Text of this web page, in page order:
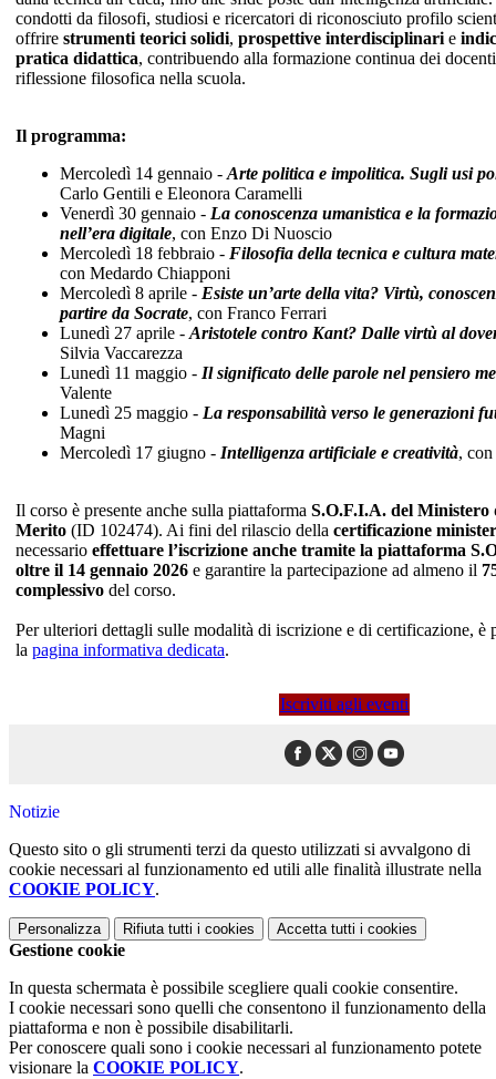
condotti da filosofi, studiosi e ricercatori di riconosciuto profilo
offrire strumenti teorici solidi, prospettive interdisciplinari e
pratica didattica, contribuendo alla formazione continua dei
riflessione filosofica nella scuola.
Il programma:
Mercoledì 14 gennaio - Arte politica e impolitica. Sugli usi
Carlo Gentili e Eleonora Caramelli
Venerdì 30 gennaio - La conoscenza umanistica e la
nell’era digitale, con Enzo Di Nuoscio
Mercoledì 18 febbraio - Filosofia della tecnica e cultura
con Medardo Chiapponi
Mercoledì 8 aprile - Esiste un’arte della vita? Virtù,
partire da Socrate, con Franco Ferrari
Lunedì 27 aprile - Aristotele contro Kant? Dalle virtù al
Silvia Vaccarezza
Lunedì 11 maggio - Il significato delle parole nel pensiero
Valente
Lunedì 25 maggio - La responsabilità verso le generazioni
Magni
Mercoledì 17 giugno - Intelligenza artificiale e creatività,
Il corso è presente anche sulla piattaforma S.O.F.I.A. del Ministero
Merito (ID 102474). Ai fini del rilascio della certificazione
necessario effettuare l’iscrizione anche tramite la piattaforma
oltre il 14 gennaio 2026 e garantire la partecipazione ad almeno il
complessivo del corso.
Per ulteriori dettagli sulle modalità di iscrizione e di certificazione, è
la pagina informativa dedicata.
Iscriviti agli eventi
Notizie
Questo sito o gli strumenti terzi da questo utilizzati si avvalgono di
cookie necessari al funzionamento ed utili alle finalità illustrate nella
COOKIE POLICY.
Personalizza Rifiuta tutti i cookies Accetta tutti i cookies
Gestione cookie
In questa schermata è possibile scegliere quali cookie consentire.
I cookie necessari sono quelli che consentono il funzionamento della
piattaforma e non è possibile disabilitarli.
Per conoscere quali sono i cookie necessari al funzionamento potete
visionare la COOKIE POLICY.